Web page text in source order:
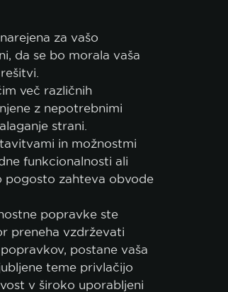
za vašo
da se bo morala vaša
več različnih
z nepotrebnimi
strani.
in možnostmi
funkcionalnosti ali
pogosto zahteva obvode
popravke ste
preneha vzdrževati
postane vaša
teme privlačijo
v široko uporabljeni